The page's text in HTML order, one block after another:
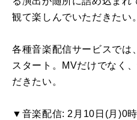
観て楽しんでいただきたい。
各種音楽配信サービスでは
スタート。MVだけでなく
だきたい。
▼音楽配信: 2月10日(月)0